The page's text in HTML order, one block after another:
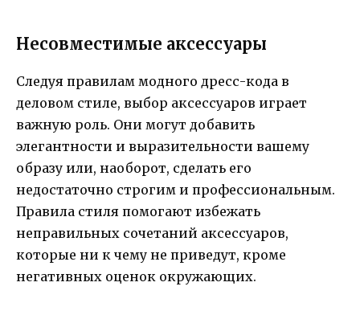
Несовместимые аксессуары
Следуя правилам модного дресс-кода в
деловом стиле, выбор аксессуаров играет
важную роль. Они могут добавить
элегантности и выразительности вашему
образу или, наоборот, сделать его
недостаточно строгим и профессиональным.
Правила стиля помогают избежать
неправильных сочетаний аксессуаров,
которые ни к чему не приведут, кроме
негативных оценок окружающих.